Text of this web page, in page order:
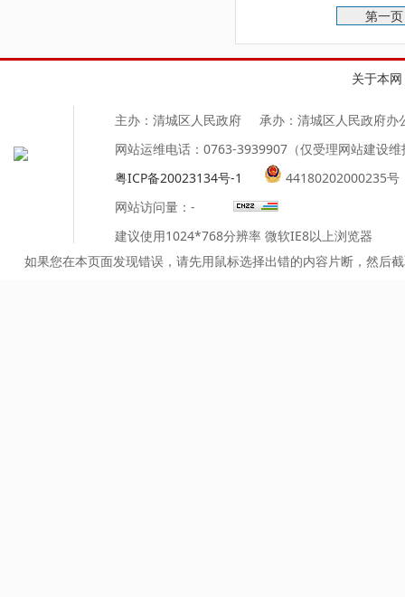
第一
关于本网
主办：清城区人民政府
承办：清城区人民政府办
网站运维电话：0763-3939907（仅受理网站建设
粤ICP备20023134号-1
44180202000235号
网站访问量： -
建议使用1024*768分辨率 微软IE8以上浏览器
如果您在本页面发现错误，请先用鼠标选择出错的内容片断，然后